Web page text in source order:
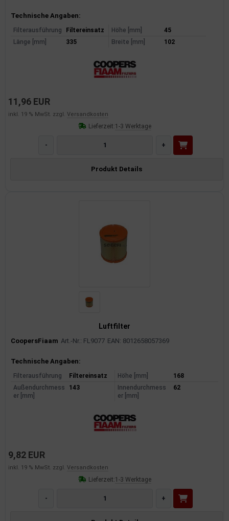
Produktinformationen
Technische Angaben:
Filterausführung Filtereinsatz Höhe [mm]
45
Länge [mm]
335 Breite [mm] 102
11,96 EUR
inkl. 19 % MwSt. zzgl. Versandkosten
Lieferzeit:1-3 Werktage
- +
Produkt Details
Luftfilter
CoopersFiaam Art.-Nr.: FL9077 EAN: 8012658057369
Produktinformationen
Technische Angaben:
Filterausführung Filtereinsatz Höhe [mm]
168
Außendurchmess
er [mm]
143
Innendurchmess
er [mm]
62
9,82 EUR
inkl. 19 % MwSt. zzgl. Versandkosten
Lieferzeit:1-3 Werktage
- +